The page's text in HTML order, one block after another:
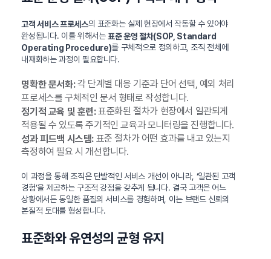
고객 서비스 프로세스의 표준화는 실제 현장에서 작동할 수 있어야
완성됩니다. 이를 위해서는표준 운영 절차(SOP, Standard
Operating Procedure)를 구체적으로 정의하고, 조직 전체에
내재화하는 과정이 필요합니다.
명확한 문서화:각 단계별 대응 기준과 단어 선택, 예외 처리
프로세스를 구체적인 문서 형태로 작성합니다.
정기적 교육 및 훈련:표준화된 절차가 현장에서 일관되게
적용될 수 있도록 주기적인 교육과 모니터링을 진행합니다.
성과 피드백 시스템:표준 절차가 어떤 효과를 내고 있는지
측정하여 필요 시 개선합니다.
이 과정을 통해 조직은 단발적인 서비스 개선이 아니라, ‘일관된 고객
경험’을 제공하는 구조적 강점을 갖추게 됩니다. 결국 고객은 어느
상황에서든 동일한 품질의 서비스를 경험하며, 이는 브랜드 신뢰의
본질적 토대를 형성합니다.
표준화와 유연성의 균형 유지